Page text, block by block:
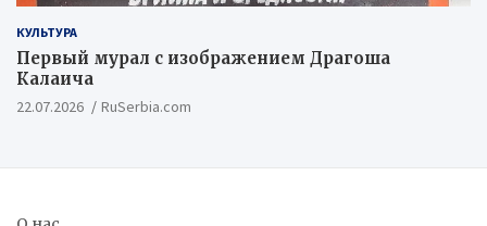
КУЛЬТУРА
Первый мурал с изображением Драгоша
Калаича
22.07.2026 RuSerbia.com